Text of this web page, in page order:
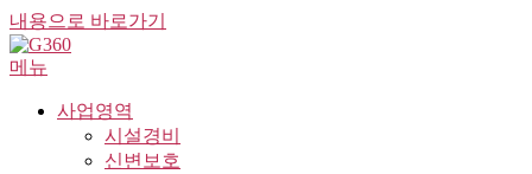
내용으로 바로가기
메뉴
사업영역
시설경비
신변보호